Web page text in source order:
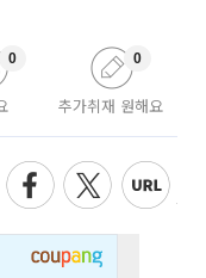
0
추가취재 원해요
0